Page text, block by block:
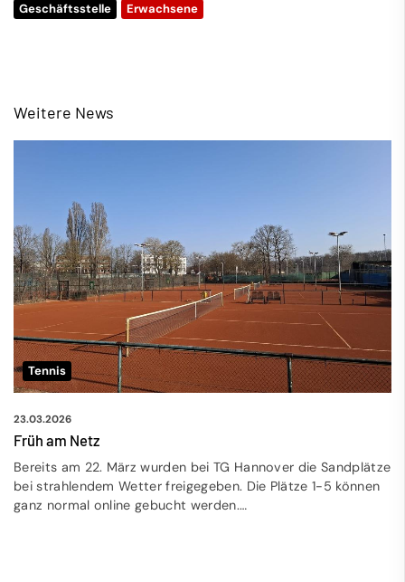
Geschäftsstelle Erwachsene
Weitere News
Tennis
23.03.2026
Früh am Netz
Bereits am 22. März wurden bei TG Hannover die Sandplätze
bei strahlendem Wetter freigegeben. Die Plätze 1-5 können
ganz normal online gebucht werden.…